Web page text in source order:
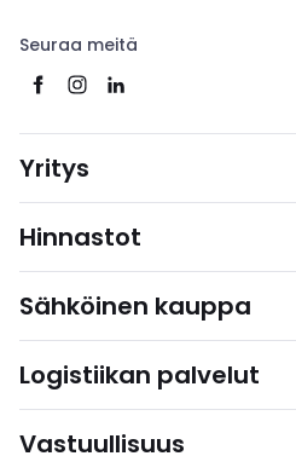
Seuraa meitä
Yritys
Hinnastot
Sähköinen kauppa
Logistiikan palvelut
Vastuullisuus